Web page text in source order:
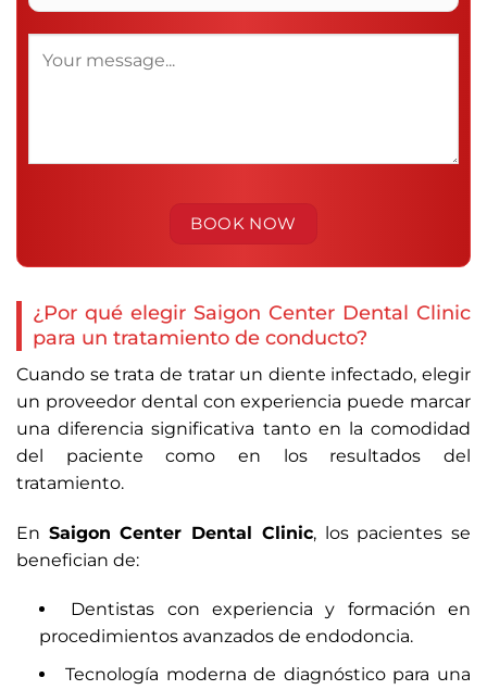
¿Por qué elegir Saigon Center Dental Clinic
para un tratamiento de conducto?
Cuando se trata de tratar un diente infectado, elegir
un proveedor dental con experiencia puede marcar
una diferencia significativa tanto en la comodidad
del paciente como en los resultados del
tratamiento.
En Saigon Center Dental Clinic, los pacientes se
benefician de:
Dentistas con experiencia y formación en
procedimientos avanzados de endodoncia.
Tecnología moderna de diagnóstico para una